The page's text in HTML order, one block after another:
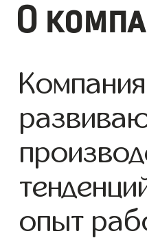
О
опыт